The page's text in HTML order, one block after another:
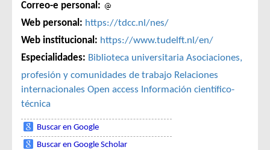
Correo-e personal:
Web personal: https://tdcc.nl/nes/
Web institucional: https://www.tudelft.nl/en/
Especialidades: Biblioteca universitaria Asociaciones,
profesión y comunidades de trabajo Relaciones
internacionales Open access Información científico-
técnica
Buscar en Google
Buscar en Google Scholar